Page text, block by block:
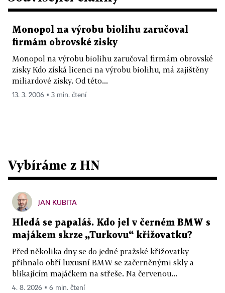
Monopol na výrobu biolihu zaručoval
firmám obrovské zisky
Monopol na výrobu biolihu zaručoval firmám obrovské
zisky Kdo získá licenci na výrobu biolihu, má zajištěny
miliardové zisky. Od této...
13. 3. 2006 ▪ 3 min. čtení
Vybíráme z HN
JAN KUBITA
Hledá se papaláš. Kdo jel v černém BMW s
majákem skrze „Turkovu“ křižovatku?
Před několika dny se do jedné pražské křižovatky
přihnalo obří luxusní BMW se začerněnými skly a
blikajícím majáčkem na střeše. Na červenou...
4. 8. 2026 ▪ 6 min. čtení